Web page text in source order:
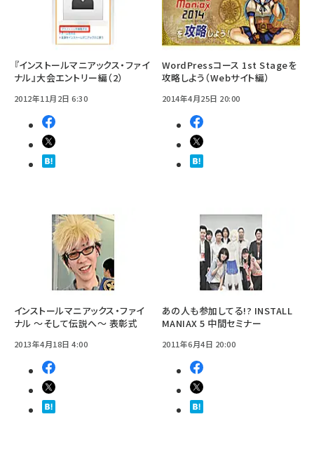
『インストールマニアックス・ファイ
ナル』大会エントリー編（2）
2012年11月2日 6:30
WordPressコース 1st Stageを
攻略しよう（Webサイト編）
2014年4月25日 20:00
インストールマニアックス・ファイ
ナル 〜そして伝説へ〜 表彰式
2013年4月18日 4:00
あの人も参加してる!? INSTALL
MANIAX 5 中間セミナー
2011年6月4日 20:00